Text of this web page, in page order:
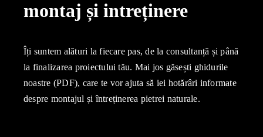
montaj și intreținere
Îți suntem alături la fiecare pas, de la consultanță și până
la finalizarea proiectului tău. Mai jos găsești ghidurile
noastre (PDF), care te vor ajuta să iei hotărâri informate
despre montajul și întreținerea pietrei naturale.